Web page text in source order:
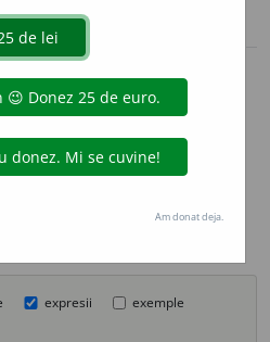
sunt compilate de
Definițiile
află pe filadefiniții.
filele pe pagina de
expresii
exemple
Am donat deja.